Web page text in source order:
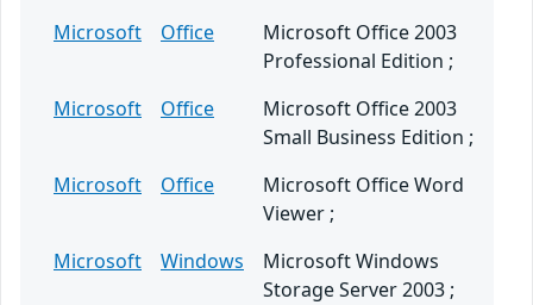
Microsoft
Office
Microsoft Office 2003
Professional Edition ;
Microsoft
Office
Microsoft Office 2003
Small Business Edition ;
Microsoft
Office
Microsoft Office Word
Viewer ;
Microsoft
Windows
Microsoft Windows
Storage Server 2003 ;